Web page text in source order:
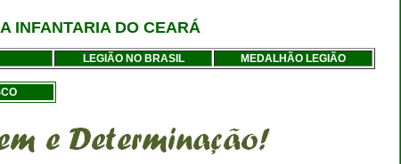
INFANTARIA DO CEARÁ
LEGIÃO NO BRASIL MEDALHÃO LEGIÃO